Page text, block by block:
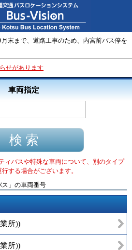
月末まで、道路工事のため、内宮前バス停を
せがあります
車両指定
ィバスや特殊な車両について、別のタイプ
する場合がございます。
ス 」 の車両番号
所))
所))